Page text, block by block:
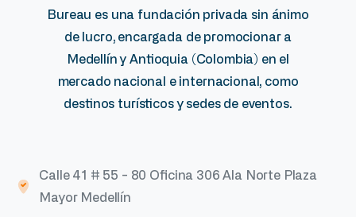
Bureau es una fundación privada sin ánimo
de lucro, encargada de promocionar a
Medellín y Antioquia (Colombia) en el
mercado nacional e internacional, como
destinos turísticos y sedes de eventos.
Calle 41 # 55 - 80 Oficina 306 Ala Norte Plaza
Mayor Medellín